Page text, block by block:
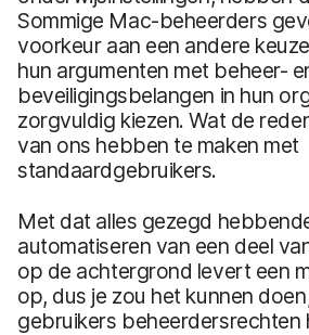
Sommige Mac-beheerders
voorkeur aan een andere
hun argumenten met beheer-
beveiligingsbelangen in hun
zorgvuldig kiezen. Wat de
van ons hebben te maken met
standaardgebruikers.
Met dat alles gezegd
automatiseren van een deel
op de achtergrond levert een
op, dus je zou het kunnen
gebruikers beheerdersrechten